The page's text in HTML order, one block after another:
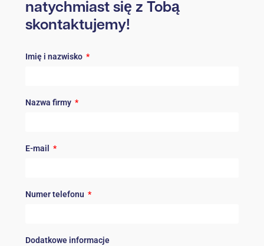
natychmiast się z Tobą
skontaktujemy!
Imię i nazwisko
Nazwa firmy
E-mail
Numer telefonu
Dodatkowe informacje